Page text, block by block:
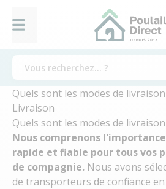
Quels sont les modes de
Livraison
Quels sont les modes de
Nous comprenons
rapide et fiable pour tous vos
de compagnie. Nous avons
de transporteurs de confiance